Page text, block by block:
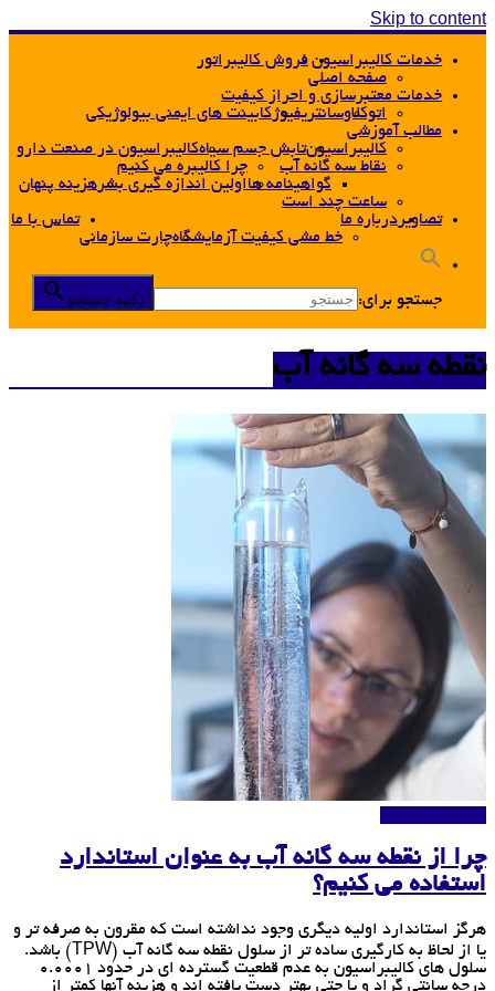
Skip to content
خدمات کالیبراسیون
صفحه اصلی
فروش کالیبراتور
خدمات معتبرسازی و احراز کیفیت
اتوکلاوسانتریفیوژکابینت های ایمنی بیولوژیکی
مطالب آموزشی
کالیبراسیونتابش جسم سیاهکالیبراسیون در صنعت دارو
نقاط سه گانه آب
گواهینامه ها
چرا کالیبره می کنیم
اولین اندازه گیری بشر هزینه پنهان
ساعت چند است
تصاویر درباره ما
خط مشی کیفیت آزمایشگاهچارت سازمانی
تماس با ما
جستجو برای: دکمه جستجو
نقطه سه گانه آب
چرا از نقطه سه گانه آب به عنوان استاندارد
استفاده می کنیم؟
هرگز استاندارد اولیه دیگری وجود نداشته است که مقرون به صرفه تر و
یا از لحاظ به کارگیری ساده تر از سلول نقطه سه گانه آب (TPW) باشد.
سلول های کالیبراسیون به عدم قطعیت گسترده ای در حدود 0.0001
درجه سانتی گراد و یا حتی بهتر دست یافته اند و هزینه آنها کمتر از